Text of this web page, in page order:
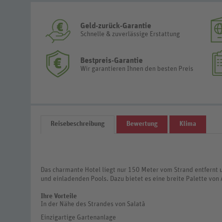
Geld-zurück-Garantie
Schnelle & zuverlässige Erstattung
Bestpreis-Garantie
Wir garantieren Ihnen den besten Preis
Reisebeschreibung Bewertung Klima
Das charmante Hotel liegt nur 150 Meter vom Strand
und einladenden Pools. Dazu bietet es eine breite Palette
Ihre Vorteile
In der Nähe des Strandes von Salatà
Einzigartige Gartenanlage